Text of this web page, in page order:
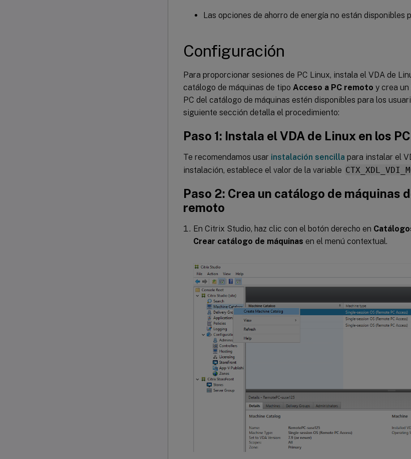
Las opciones de ahorro de energía no están disponibles
Configuración
Para proporcionar sesiones de PC Linux, instala el VDA de
catálogo de máquinas de tipo Acceso a PC remoto y crea
PC del catálogo de máquinas estén disponibles para los
siguiente sección detalla el procedimiento:
Paso 1: Instala el VDA de Linux en los
Te recomendamos usar instalación sencilla para instalar el
instalación, establece el valor de la variable
Paso 2: Crea un catálogo de máquinas
remoto
En Citrix Studio, haz clic con el botón derecho en
Crear catálogo de máquinas en el menú contextual.